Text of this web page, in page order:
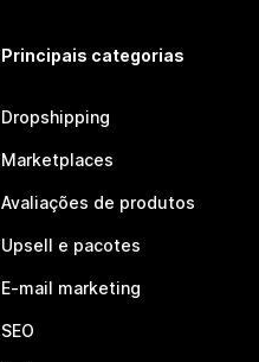
Principais categorias
Dropshipping
Marketplaces
Avaliações de produtos
Upsell e pacotes
E-mail marketing
SEO